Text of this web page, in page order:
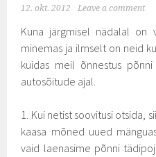
12. okt. 2012 Leave a comment
Kuna järgmisel nädalal on
minemas ja ilmselt on neid
kuidas meil õnnestus
autosõitude ajal.
1. Kui netist soovitusi otsida,
kaasa mõned uued
vaid laenasime põnni